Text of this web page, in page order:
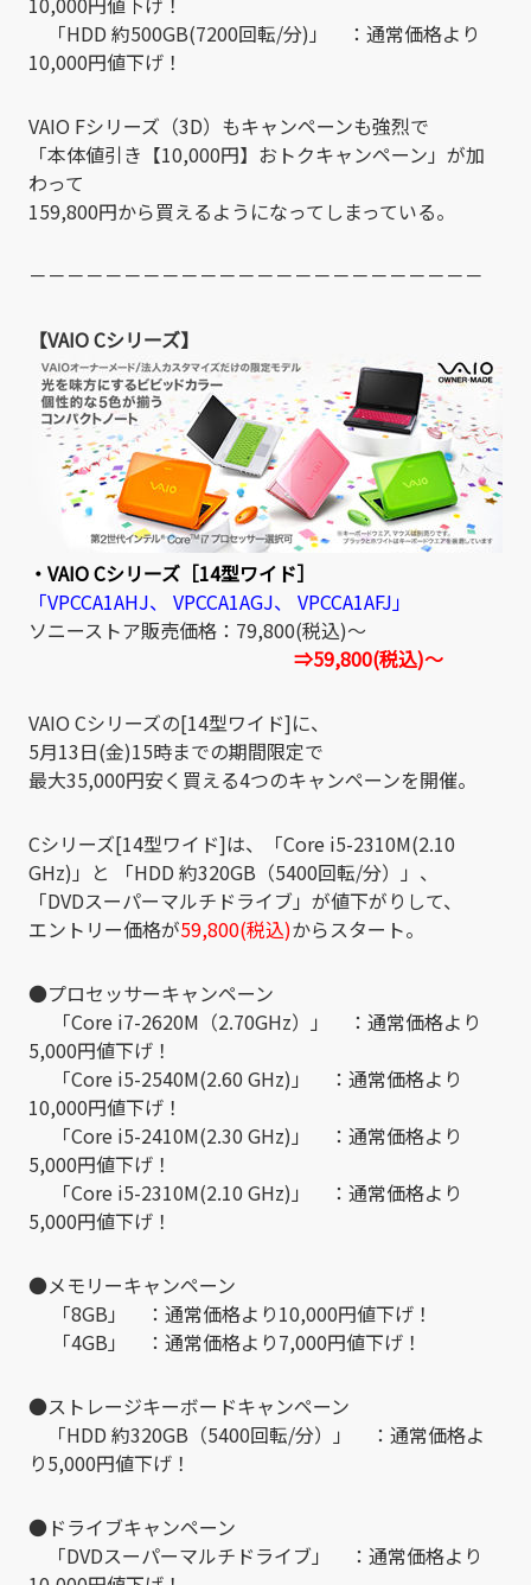
「HDD 約500GB(7200回転/分)」 ：通常価格より
10,000円値下げ！
VAIO Fシリーズ（3D）もキャンペーンも強烈で
「本体値引き【10,000円】おトクキャンペーン」が加
わって
159,800円から買えるようになってしまっている。
－－－－－－－－－－－－－－－－－－－－－－－－
【VAIO Cシリーズ】
・VAIO Cシリーズ［14型ワイド］
「VPCCA1AHJ、 VPCCA1AGJ、 VPCCA1AFJ」
ソニーストア販売価格：79,800(税込)～
⇒59,800(税込)～
VAIO Cシリーズの[14型ワイド]に、
5月13日(金)15時までの期間限定で
最大35,000円安く買える4つのキャンペーンを開催。
Cシリーズ[14型ワイド]は、「Core i5-2310M(2.10
GHz)」と 「HDD 約320GB（5400回転/分）」、
「DVDスーパーマルチドライブ」が値下がりして、
エントリー価格が59,800(税込)からスタート。
●プロセッサーキャンペーン
「Core i7-2620M（2.70GHz）」 ：通常価格より
5,000円値下げ！
「Core i5-2540M(2.60 GHz)」 ：通常価格より
10,000円値下げ！
「Core i5-2410M(2.30 GHz)」 ：通常価格より
5,000円値下げ！
「Core i5-2310M(2.10 GHz)」 ：通常価格より
5,000円値下げ！
●メモリーキャンペーン
「8GB」 ：通常価格より10,000円値下げ！
「4GB」 ：通常価格より7,000円値下げ！
●ストレージキーボードキャンペーン
「HDD 約320GB（5400回転/分）」 ：通常価格よ
り5,000円値下げ！
●ドライブキャンペーン
「DVDスーパーマルチドライブ」 ：通常価格より